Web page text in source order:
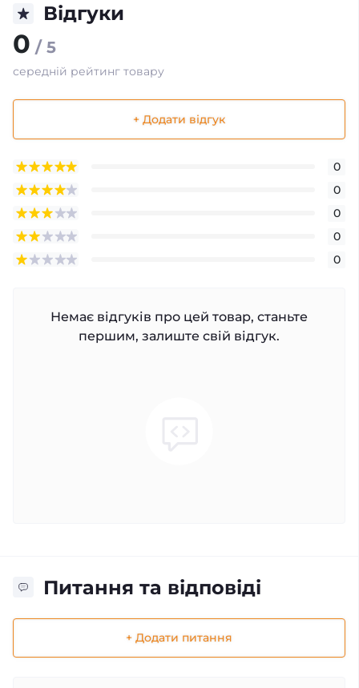
Відгуки
0 / 5
середній рейтинг товару
+ Додати відгук
0
0
0
0
0
Немає відгуків про цей товар, станьте
першим, залиште свій відгук.
Питання та відповіді
+ Додати питання